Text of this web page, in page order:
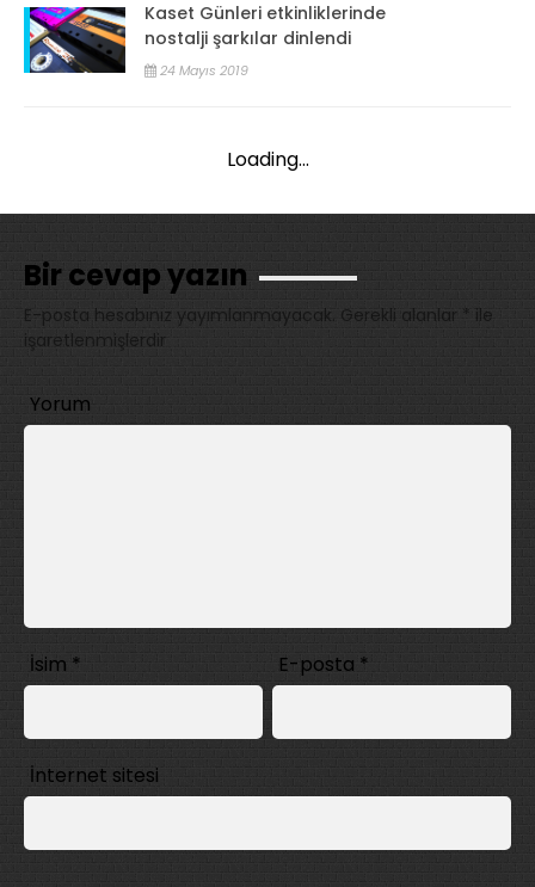
Kaset Günleri etkinliklerinde
nostalji şarkılar dinlendi
24 Mayıs 2019
Loading...
Bir cevap yazın
E-posta hesabınız yayımlanmayacak. Gerekli alanlar * ile
işaretlenmişlerdir
Yorum
İsim * E-posta *
İnternet sitesi